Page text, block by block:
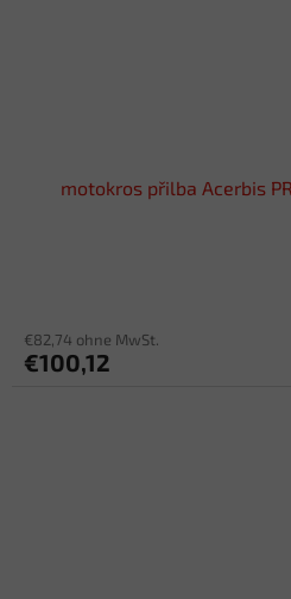
motokros přilba Acerbis
€82,74 ohne MwSt.
€100,12